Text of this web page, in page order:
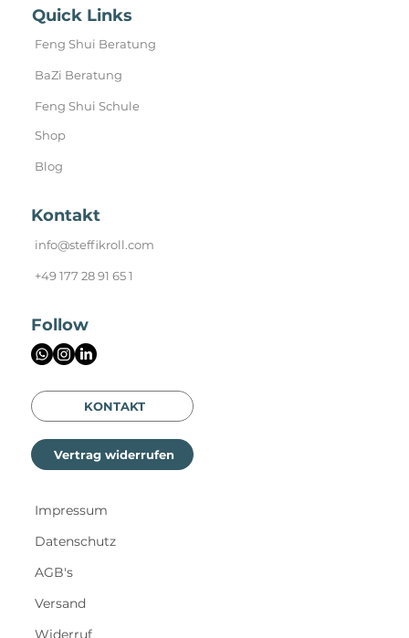
Quick Links
Feng Shui Beratung
BaZi Beratung
Feng Shui Schule
Shop
Kontakt
info@steffikroll.com
Follow
KONTAKT
Impressum
Datenschutz
AGB's